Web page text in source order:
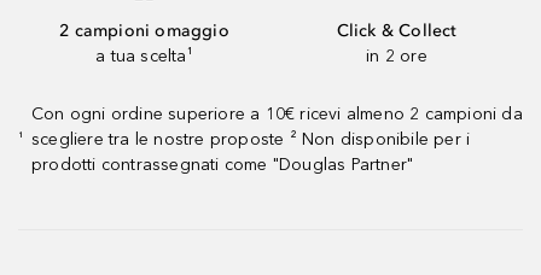
2 campioni omaggio
a tua scelta¹
Click & Collect
in 2 ore
¹
Con ogni ordine superiore a 10€ ricevi almeno 2 campioni da
scegliere tra le nostre proposte ² Non disponibile per i
prodotti contrassegnati come "Douglas Partner"